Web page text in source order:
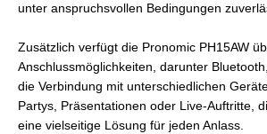
unter anspruchsvollen Bedingungen
Zusätzlich verfügt die Pronomic PH15AW
Anschlussmöglichkeiten, darunter
die Verbindung mit unterschiedlichen
Partys, Präsentationen oder Live-Auftritte,
eine vielseitige Lösung für jeden Anlass.